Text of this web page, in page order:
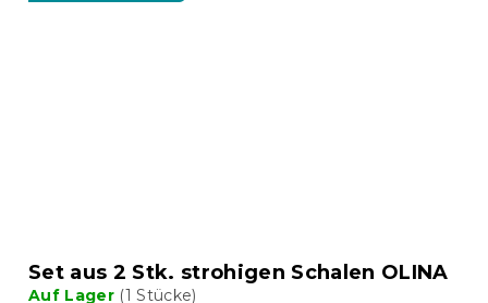
Set aus 2 Stk. strohigen Schalen OLINA
Auf Lager (1 Stücke)